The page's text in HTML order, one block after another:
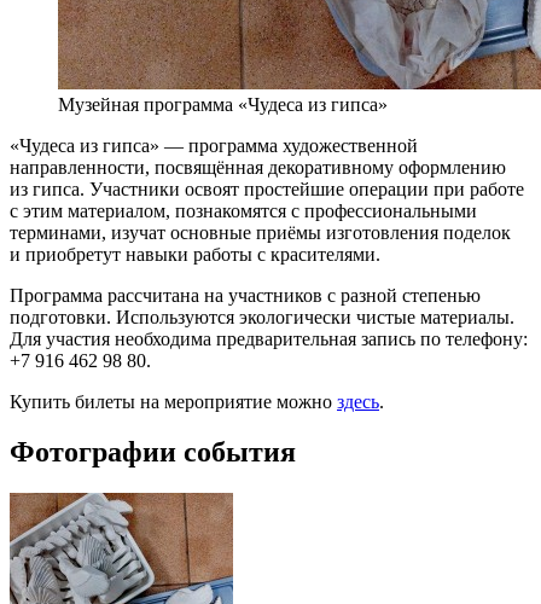
Музейная программа «Чудеса из гипса»
«Чудеса из гипса» — программа художественной
направленности, посвящённая декоративному оформлению
из гипса. Участники освоят простейшие операции при работе
с этим материалом, познакомятся с профессиональными
терминами, изучат основные приёмы изготовления поделок
и приобретут навыки работы с красителями.
Программа рассчитана на участников с разной степенью
подготовки. Используются экологически чистые материалы.
Для участия необходима предварительная запись по телефону:
+7 916 462 98 80.
Купить билеты на мероприятие можно здесь.
Фотографии события